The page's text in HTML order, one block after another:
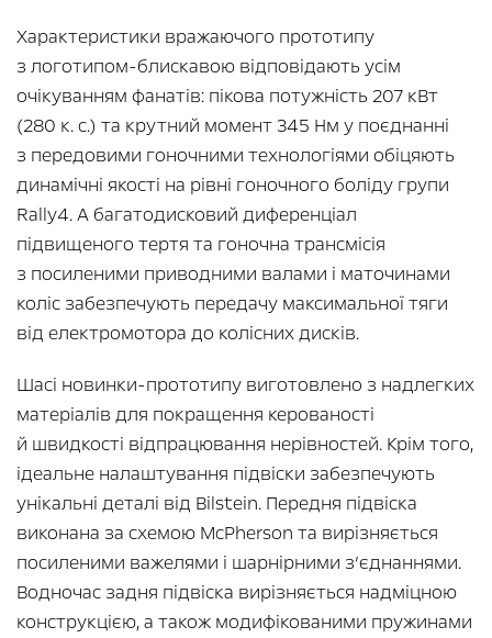
Характеристики вражаючого прототипу
з логотипом-блискавою відповідають усім
очікуванням фанатів: пікова потужність 207 кВт
(280 к. с.) та крутний момент 345 Нм у поєднанні
з передовими гоночними технологіями обіцяють
динамічні якості на рівні гоночного боліду групи
Rally4. А багатодисковий диференціал
підвищеного тертя та гоночна трансмісія
з посиленими приводними валами і маточинами
коліс забезпечують передачу максимальної тяги
від електромотора до колісних дисків.
Шасі новинки-прототипу виготовлено з надлегких
матеріалів для покращення керованості
й швидкості відпрацювання нерівностей. Крім того,
ідеальне налаштування підвіски забезпечують
унікальні деталі від Bilstein. Передня підвіска
виконана за схемою McPherson та вирізняється
посиленими важелями і шарнірними з’єднаннями.
Водночас задня підвіска вирізняється надміцною
конструкцією, а також модифікованими пружинами